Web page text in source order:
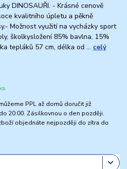
DINOSAUŘI. - Krásné cenově
kvalitního úpletu a pěkně
Možnost využití na vycházky sport
školkysložení 85% bavlna, 15%
tepláků 57 cm, délka od ... celý
PPL až domů doručit již
20:00. Zásilkovnou o den později.
objednáte nejpozději do zítra do